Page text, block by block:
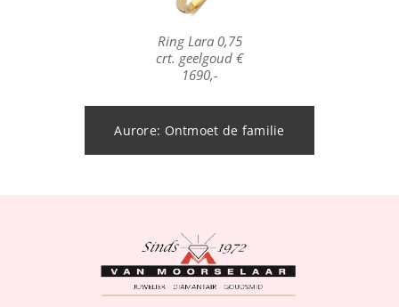
Ring Lara 0,75
crt. geelgoud €
1690,-
Aurore: Ontmoet de familie